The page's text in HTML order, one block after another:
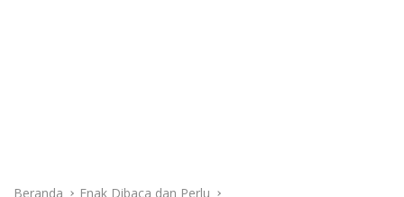
Beranda Enak Dibaca dan Perlu